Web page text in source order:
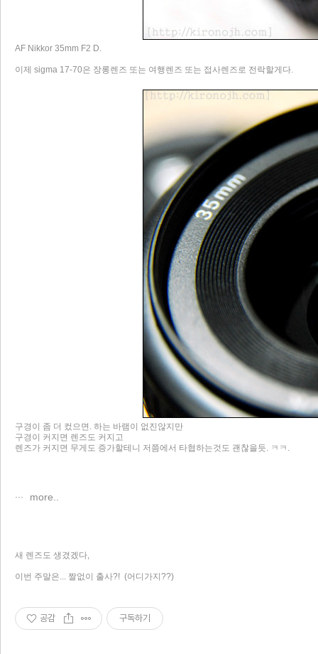
AF Nikkor 35mm F2 D.
이제 sigma 17-70은 장롱렌즈 또는 여행렌즈 또는 접사렌즈로 전락할게다.
구경이 좀 더 컸으면. 하는 바램이 없진않지만
구경이 커지면 렌즈도 커지고
렌즈가 커지면 무게도 증가할테니 저쯤에서 타협하는것도 괜찮을듯. ㅋㅋ.
more..
새 렌즈도 생겼겠다,
이번 주말은... 짤없이 출사?! (어디가지??)
공감 구독하기